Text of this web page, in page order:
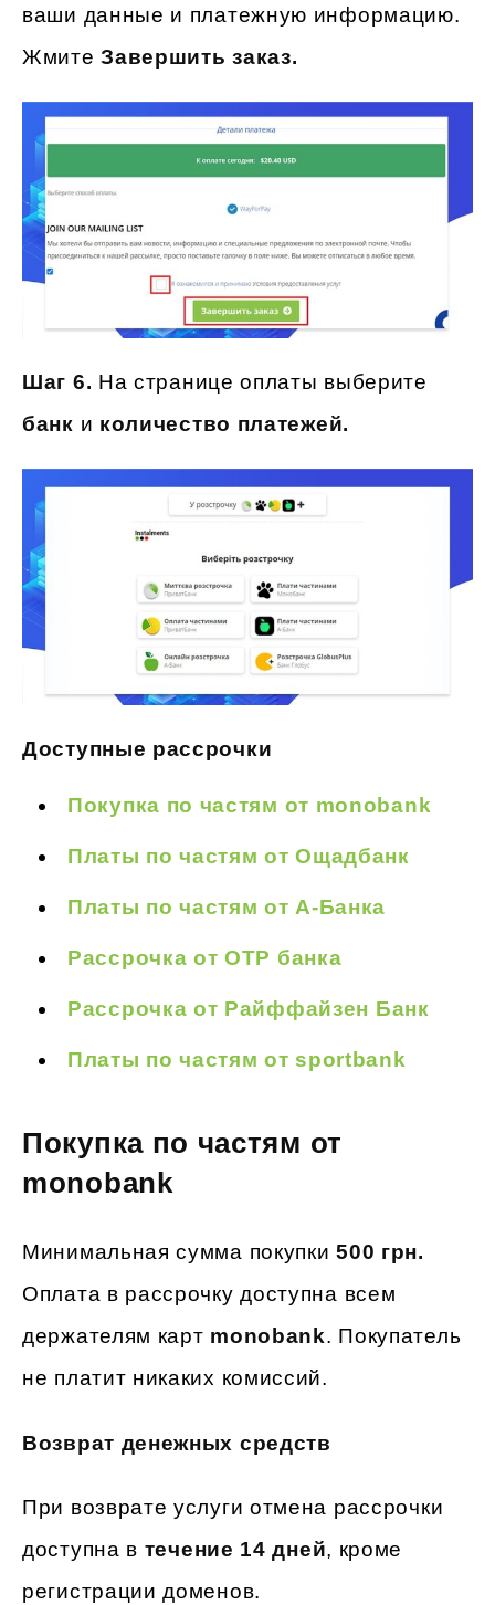
ваши данные и платежную информацию.
ЖмитеЗавершить заказ.
Шаг 6. На странице оплаты выберите
банк и количество платежей.
Доступные рассрочки
Покупка по частям от monobank
Платы по частям от Ощадбанк
Платы по частям от А-Банка
Рассрочка от ОТР банка
Рассрочка от Райффайзен Банк
Платы по частям от sportbank
Покупка по частям от
monobank
Минимальная сумма покупки500 грн.
Оплата в рассрочку доступна всем
держателям карт monobank. Покупатель
не платит никаких комиссий.
Возврат денежных средств
При возврате услуги отмена рассрочки
доступна в течение 14 дней, кроме
регистрации доменов.